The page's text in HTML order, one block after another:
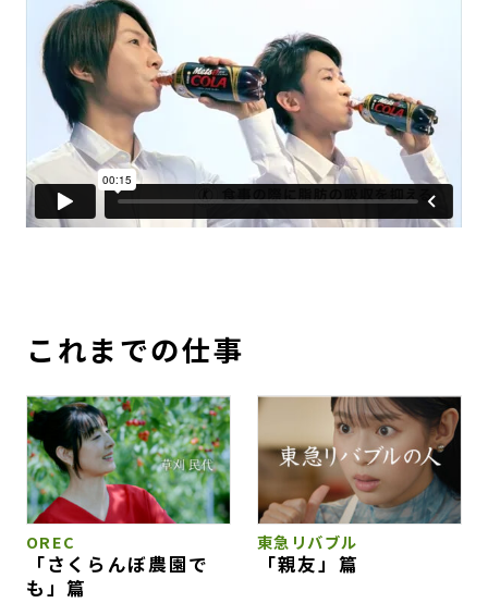
これまでの仕事
OREC
「さくらんぼ農園で
も」篇
東急リバブル
「親友」篇